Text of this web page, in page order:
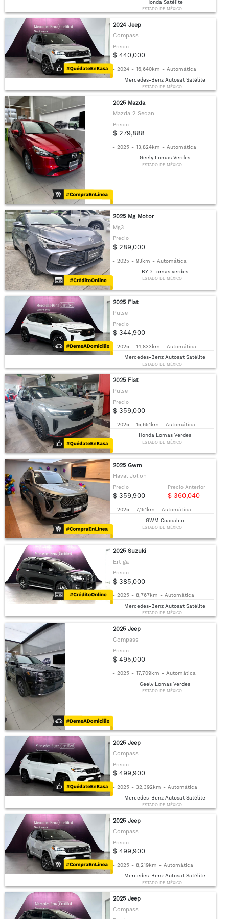
Honda Satélite
ESTADO DE MÉXICO
2024 Jeep
Compass
Precio
$ 440,000
- 2024 - 16,640km - Automática
Mercedes-Benz Autosat Satélite
ESTADO DE MÉXICO
2025 Mazda
Mazda 2 Sedan
Precio
$ 279,888
- 2025 - 13,824km - Automática
Geely Lomas Verdes
ESTADO DE MÉXICO
2025 Mg Motor
Mg3
Precio
$ 289,000
- 2025 - 93km - Automática
BYD Lomas verdes
ESTADO DE MÉXICO
2025 Fiat
Pulse
Precio
$ 344,900
- 2025 - 14,833km - Automática
Mercedes-Benz Autosat Satélite
ESTADO DE MÉXICO
2025 Fiat
Pulse
Precio
$ 359,000
- 2025 - 15,651km - Automática
Honda Lomas Verdes
ESTADO DE MÉXICO
2025 Gwm
Haval Jolion
Precio
$ 359,900
Precio Anterior
$ 360,040
- 2025 - 7,151km - Automática
GWM Coacalco
ESTADO DE MÉXICO
2025 Suzuki
Ertiga
Precio
$ 385,000
- 2025 - 8,767km - Automática
Mercedes-Benz Autosat Satélite
ESTADO DE MÉXICO
2025 Jeep
Compass
Precio
$ 495,000
- 2025 - 17,709km - Automática
Geely Lomas Verdes
ESTADO DE MÉXICO
2025 Jeep
Compass
Precio
$ 499,900
- 2025 - 32,392km - Automática
Mercedes-Benz Autosat Satélite
ESTADO DE MÉXICO
2025 Jeep
Compass
Precio
$ 499,900
- 2025 - 8,219km - Automática
Mercedes-Benz Autosat Satélite
ESTADO DE MÉXICO
2025 Jeep
Compass